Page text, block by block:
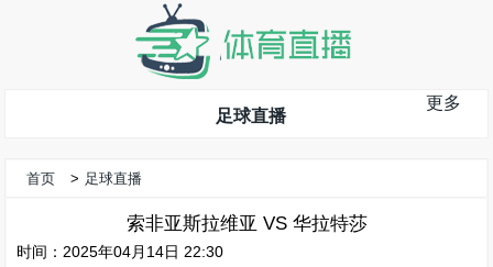
足球直播
更多
首页 > 足球直播
索非亚斯拉维亚 VS 华拉特莎
时间：2025年04月14日 22:30